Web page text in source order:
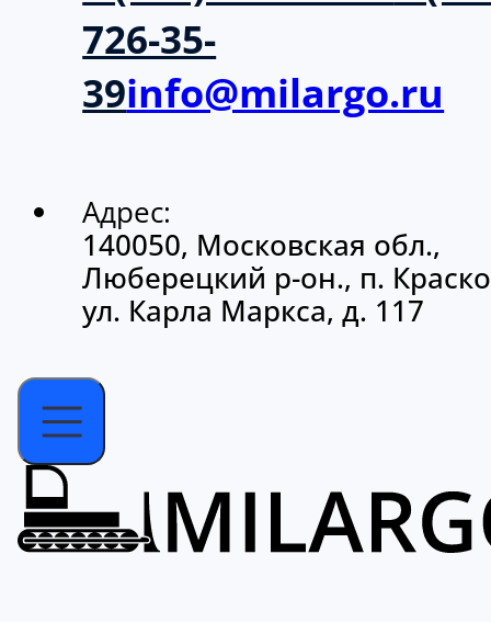
726-35-
39info@milargo.ru
Адрес:
140050, Московская обл.,
Люберецкий р-он., п.
ул. Карла Маркса, д. 117